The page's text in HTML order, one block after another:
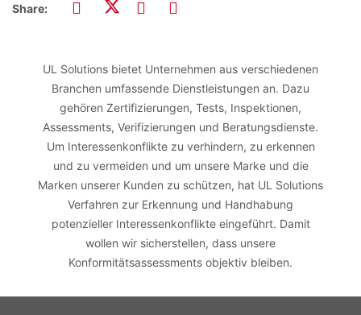
Share:
UL Solutions bietet Unternehmen aus verschiedenen
Branchen umfassende Dienstleistungen an. Dazu
gehören Zertifizierungen, Tests, Inspektionen,
Assessments, Verifizierungen und Beratungsdienste.
Um Interessenkonflikte zu verhindern, zu erkennen
und zu vermeiden und um unsere Marke und die
Marken unserer Kunden zu schützen, hat UL Solutions
Verfahren zur Erkennung und Handhabung
potenzieller Interessenkonflikte eingeführt. Damit
wollen wir sicherstellen, dass unsere
Konformitätsassessments objektiv bleiben.